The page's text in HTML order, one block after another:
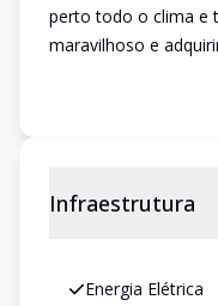
perto todo o clima e
maravilhoso e
Infraestrutura
Energia Elétrica